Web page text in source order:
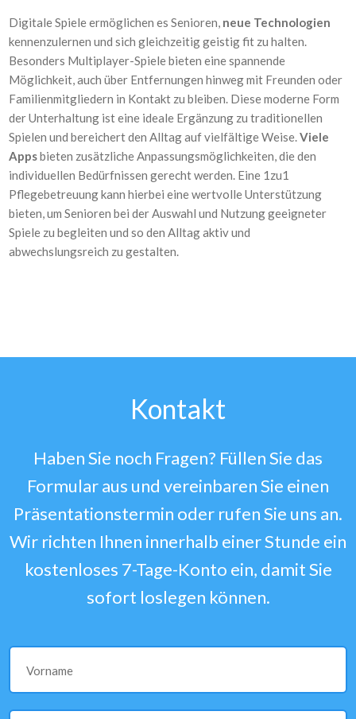
Digitale Spiele ermöglichen es Senioren, neue Technologien
kennenzulernen und sich gleichzeitig geistig fit zu halten.
Besonders Multiplayer-Spiele bieten eine spannende
Möglichkeit, auch über Entfernungen hinweg mit Freunden oder
Familienmitgliedern in Kontakt zu bleiben. Diese moderne Form
der Unterhaltung ist eine ideale Ergänzung zu traditionellen
Spielen und bereichert den Alltag auf vielfältige Weise.Viele
Appsbieten zusätzliche Anpassungsmöglichkeiten, die den
individuellen Bedürfnissen gerecht werden. Eine 1zu1
Pflegebetreuung kann hierbei eine wertvolle Unterstützung
bieten, um Senioren bei der Auswahl und Nutzung geeigneter
Spiele zu begleiten und so den Alltag aktiv und
abwechslungsreich zu gestalten.
Kontakt
Haben Sie noch Fragen? Füllen Sie das
Formular aus und vereinbaren Sie einen
Präsentationstermin oder rufen Sie uns an.
Wir richten Ihnen innerhalb einer Stunde ein
kostenloses 7-Tage-Konto ein, damit Sie
sofort loslegen können.
Vorname